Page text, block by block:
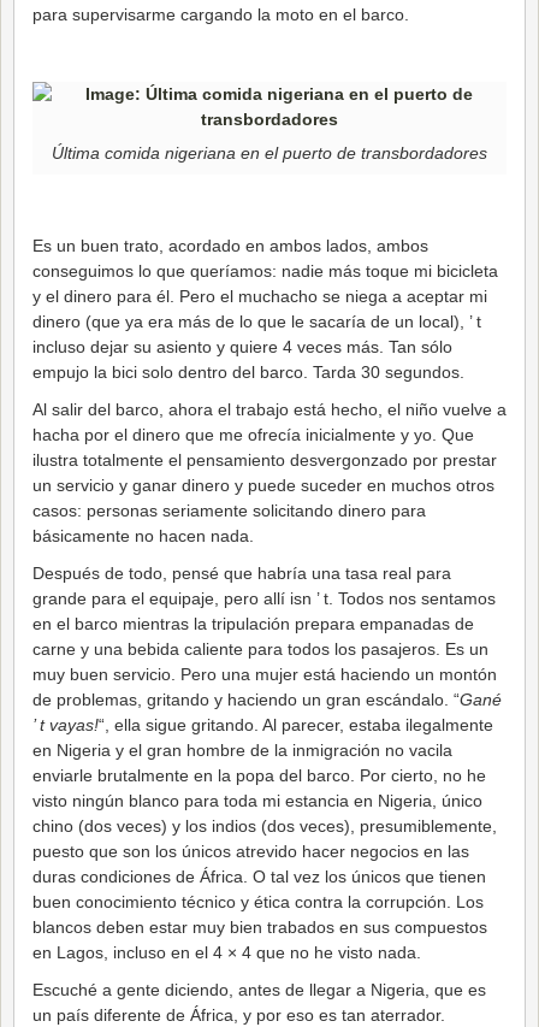
para supervisarme cargando la moto en el barco.
Última comida nigeriana en el puerto de transbordadores
Es un buen trato, acordado en ambos lados, ambos
conseguimos lo que queríamos: nadie más toque mi bicicleta
y el dinero para él. Pero el muchacho se niega a aceptar mi
dinero (que ya era más de lo que le sacaría de un local), ’ t
incluso dejar su asiento y quiere 4 veces más. Tan sólo
empujo la bici solo dentro del barco. Tarda 30 segundos.
Al salir del barco, ahora el trabajo está hecho, el niño vuelve a
hacha por el dinero que me ofrecía inicialmente y yo. Que
ilustra totalmente el pensamiento desvergonzado por prestar
un servicio y ganar dinero y puede suceder en muchos otros
casos: personas seriamente solicitando dinero para
básicamente no hacen nada.
Después de todo, pensé que habría una tasa real para
grande para el equipaje, pero allí isn ’ t. Todos nos sentamos
en el barco mientras la tripulación prepara empanadas de
carne y una bebida caliente para todos los pasajeros. Es un
muy buen servicio. Pero una mujer está haciendo un montón
de problemas, gritando y haciendo un gran escándalo. “Gané
’ t vayas!“, ella sigue gritando. Al parecer, estaba ilegalmente
en Nigeria y el gran hombre de la inmigración no vacila
enviarle brutalmente en la popa del barco. Por cierto, no he
visto ningún blanco para toda mi estancia en Nigeria, único
chino (dos veces) y los indios (dos veces), presumiblemente,
puesto que son los únicos atrevido hacer negocios en las
duras condiciones de África. O tal vez los únicos que tienen
buen conocimiento técnico y ética contra la corrupción. Los
blancos deben estar muy bien trabados en sus compuestos
en Lagos, incluso en el 4 × 4 que no he visto nada.
Escuché a gente diciendo, antes de llegar a Nigeria, que es
un país diferente de África, y por eso es tan aterrador.